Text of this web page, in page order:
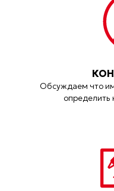
Обсуждаем что
определить